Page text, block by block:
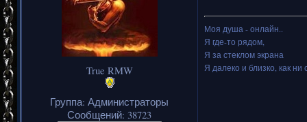
True RMW
Группа: Администраторы
Сообщений: 38723
Моя душа - онлайн..
Я где-то рядом,
Я за стеклом экрана
Я далеко и близко, как ни